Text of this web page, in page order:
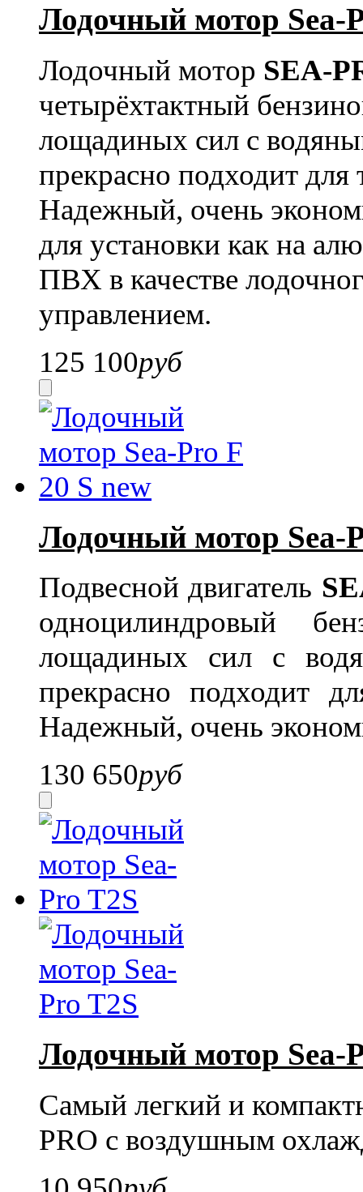
Лодочный мотор Sea-
Лодочный мотор SEA-
четырёхтактный
лощадиных сил с
прекрасно подходит
Надежный, очень
для установки как на
ПВХ в качестве
управлением.
125 100руб
Лодочный мотор Sea-
Подвесной двигатель
одноцилиндровый
лощадиных сил с
прекрасно подходит
Надежный, очень
130 650руб
Лодочный мотор Sea-
Самый легкий и
PRO с воздушным